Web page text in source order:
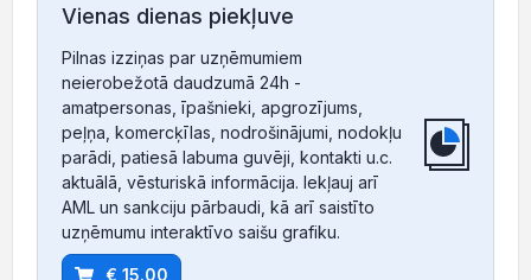
Vienas dienas piekļuve
Pilnas izziņas par uzņēmumiem
neierobežotā daudzumā 24h -
amatpersonas, īpašnieki, apgrozījums,
peļņa, komercķīlas, nodrošinājumi, nodokļu
parādi, patiesā labuma guvēji, kontakti u.c.
aktuālā, vēsturiskā informācija. Iekļauj arī
AML un sankciju pārbaudi, kā arī saistīto
uzņēmumu interaktīvo saišu grafiku.
€ 15.00